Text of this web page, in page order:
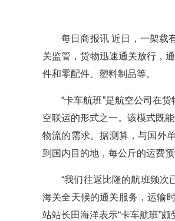
每日商报讯 近日，一架载
关监管，货物迅速通关放行，
件和零配件、塑料制品等。
“卡车航班”是航空公司在
空联运的形式之一。该模式既
物流的需求。据测算，与国外
到国内目的地，每公斤的运费预
“我们往返比隆的航班频
海关全天候的通关服务，运输
站站长田海洋表示“卡车航班”颇